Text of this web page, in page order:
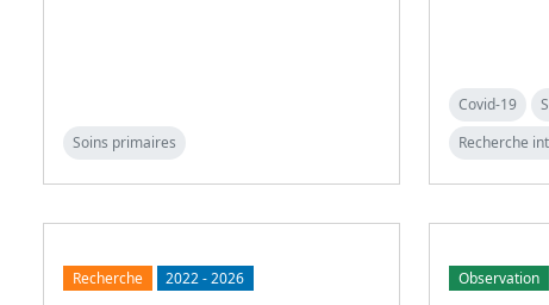
Soins primaires
Covid-19
Recherche
Recherche 2022-2026 Observation